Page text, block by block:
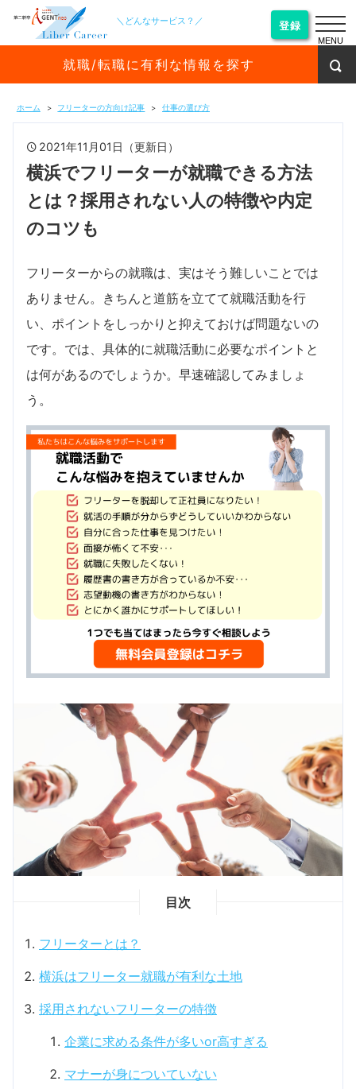
＼どんなサービス？／ 登録
就職/転職に有利な情報を探す
ホーム フリーターの方向け記事 仕事の選び方
2021年11月01日（更新日）
横浜でフリーターが就職できる方法
とは？採用されない人の特徴や内定
のコツも
フリーターからの就職は、実はそう難しいことでは
ありません。きちんと道筋を立てて就職活動を行
い、ポイントをしっかりと抑えておけば問題ないの
です。では、具体的に就職活動に必要なポイントと
は何があるのでしょうか。早速確認してみましょ
う。
目次
フリーターとは？
横浜はフリーター就職が有利な土地
採用されないフリーターの特徴
企業に求める条件が多いor高すぎる
マナーが身についていない
MENU